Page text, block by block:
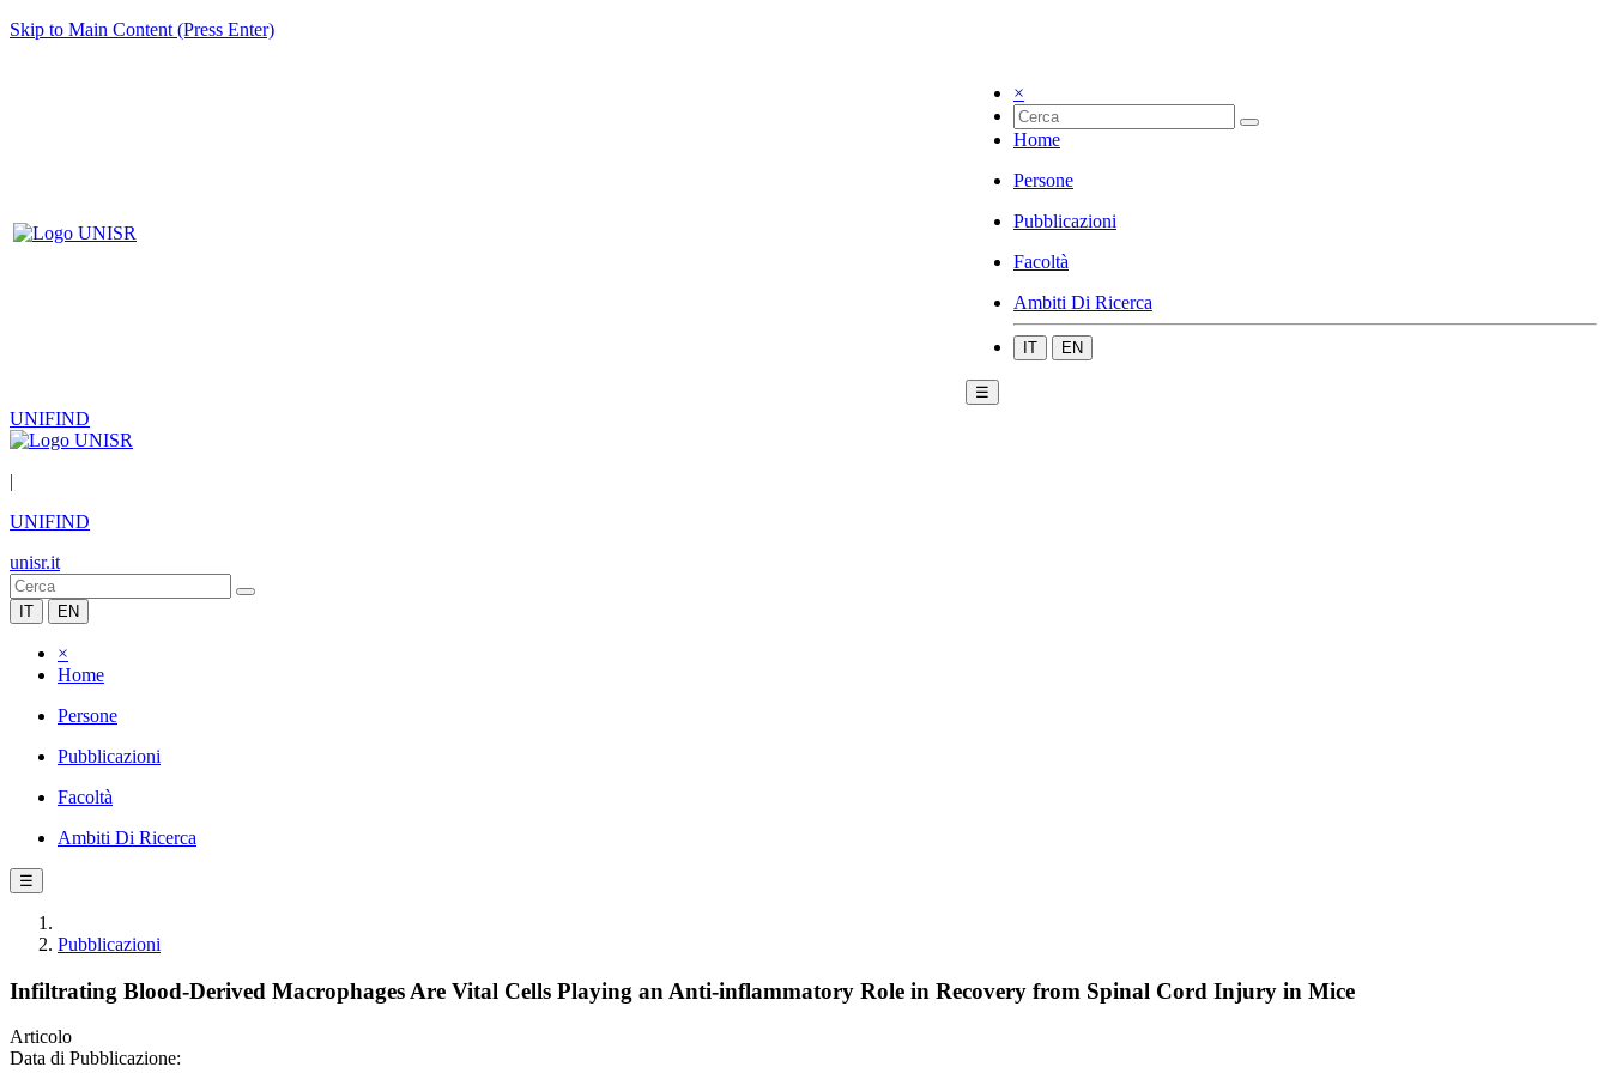
Skip to Main Content (Press Enter)
×
Home
Persone
Pubblicazioni
Facoltà
Ambiti Di Ricerca
IT EN
☰
UNIFIND
|
UNIFIND
unisr.it
IT EN
×
Home
Persone
Pubblicazioni
Facoltà
Ambiti Di Ricerca
☰
Pubblicazioni
Infiltrating Blood-Derived Macrophages Are Vital Cells Playing an Anti-inflammatory Role in Recovery from Spinal Cord Injury in Mice
Articolo
Data di Pubblicazione: